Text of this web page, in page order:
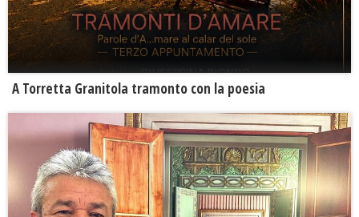
​A Torretta Granitola tramonto con la poesia